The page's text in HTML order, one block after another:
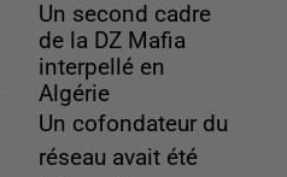
Un second cadre
de la DZ Mafia
interpellé en
Algérie
Un cofondateur du
réseau avait été